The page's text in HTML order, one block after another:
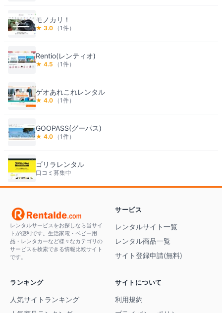
モノカリ！
★ 3.0 （1件）
Rentio(レンティオ)
★ 4.5 （1件）
ゲオあれこれレンタル
★ 4.0 （1件）
GOOPASS(グーパス)
★ 4.0 （1件）
ゴリラレンタル
口コミ募集中
レンタルサービスをお探しなら当サイ
トが便利です。生活家電・ベビー用
品・レンタカーなど様々なカテゴリの
サービスを検索できる情報比較サイト
です。
サービス
レンタルサイト一覧
レンタル商品一覧
サイト登録申請(無料)
ランキング
人気サイトランキング
サイトについて
利用規約